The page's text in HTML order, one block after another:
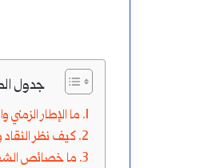
جدول
ما الإطار
كيف نظر النقاد
ما خصائص
خطة لتعلم اللغة العربية